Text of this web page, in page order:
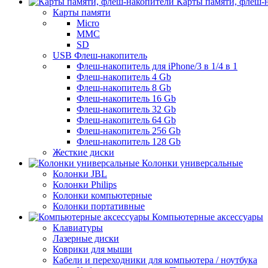
Карты памяти
Micro
MMC
SD
USB Флеш-накопитель
Флеш-накопитель для iPhone/3 в 1/4 в 1
Флеш-накопитель 4 Gb
Флеш-накопитель 8 Gb
Флеш-накопитель 16 Gb
Флеш-накопитель 32 Gb
Флеш-накопитель 64 Gb
Флеш-накопитель 256 Gb
Флеш-накопитель 128 Gb
Жесткие диски
Колонки универсальные
Колонки JBL
Колонки Philips
Колонки компьютерные
Колонки портативные
Компьютерные аксессуары
Клавиатуры
Лазерные диски
Коврики для мыши
Кабели и переходники для компьютера / ноутбука